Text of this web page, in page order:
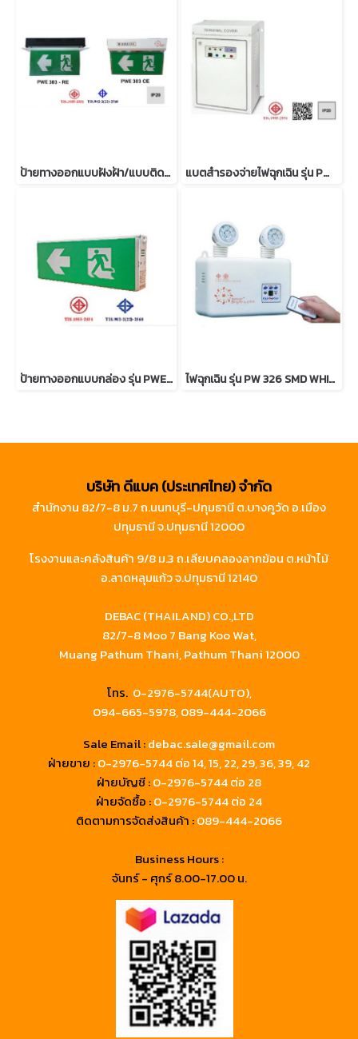
ป้ายทางออกแบบฝังฝ้า/แบบติดลอย รุ่น PWE 303-10 ED มอก. 1955-2551 แบตสำรองจ่ายไฟฉุกเฉิน รุ่น PWU 7-12 มอก. 1955-2551
ป้ายทางออกแบบกล่อง รุ่น PWE 111/112 - 10ED มอก. 1955-2551 ไฟฉุกเฉิน รุ่น PW 326 SMD WHITE มอก. 1955-2551 Back Up Time 3 ชม.
บริษัท ดีแบค (ประเทศไทย) จำกัด
สำนักงาน 82/7-8 ม.7 ถ.นนทบุรี-ปทุมธานี ต.บางคูวัด อ.เมือง
ปทุมธานี จ.ปทุมธานี 12000
โรงงานและคลังสินค้า 9/8 ม.3 ถ.เลียบคลองลากฆ้อน ต.หน้าไม้
อ.ลาดหลุมแก้ว จ.ปทุมธานี 12140
DEBAC (THAILAND) CO.,LTD
82/7-8 Moo 7 Bang Koo Wat,
Muang Pathum Thani, Pathum Thani 12000
โทร. 0-2976-5744(AUTO),
094-665-5978,089-444-2066
Sale Email :debac.sale@gmail.com
ฝ่ายขาย :0-2976-5744ต่อ 14, 15, 22, 29, 36, 39, 42
ฝ่ายบัญชี :0-2976-5744 ต่อ 28
ฝ่ายจัดซื้อ :0-2976-5744 ต่อ 24
ติดตามการจัดส่งสินค้า :089-444-2066
Business Hours :
จันทร์ - ศุกร์ 8.00-17.00 น.